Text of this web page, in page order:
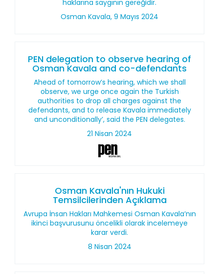
haklarına saygının gereğidir.
Osman Kavala, 9 Mayıs 2024
PEN delegation to observe hearing of
Osman Kavala and co-defendants
Ahead of tomorrow’s hearing, which we shall
observe, we urge once again the Turkish
authorities to drop all charges against the
defendants, and to release Kavala immediately
and unconditionally’, said the PEN delegates.
21 Nisan 2024
Osman Kavala'nın Hukuki
Temsilcilerinden Açıklama
Avrupa İnsan Hakları Mahkemesi Osman Kavala’nın
ikinci başvurusunu öncelikli olarak incelemeye
karar verdi.
8 Nisan 2024